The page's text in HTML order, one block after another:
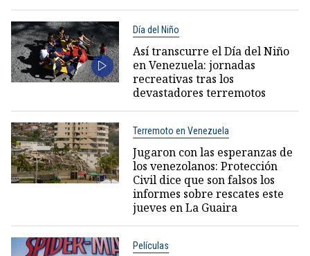
Día del Niño
Así transcurre el Día del Niño
en Venezuela: jornadas
recreativas tras los
devastadores terremotos
Terremoto en Venezuela
Jugaron con las esperanzas de
los venezolanos: Protección
Civil dice que son falsos los
informes sobre rescates este
jueves en La Guaira
Películas